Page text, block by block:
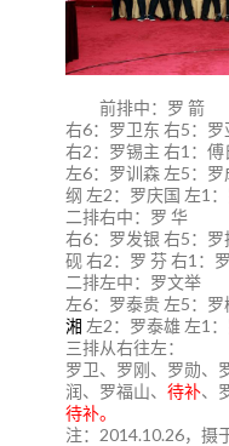
前排中：罗 箭
右6：罗卫东 右5：
右2：罗锡主 右1：傅
左6：罗训森 左5：
纲 左2：罗庆国 左1
二排右中：罗 华
右6：罗发银 右5：
砚 右2：罗 芬 右1：
二排左中：罗文举
左6：罗泰贵 左5：罗
湘 左2：罗泰雄 左1
三排从右往左：
罗卫、罗刚、罗勋、
润、罗福山、 待补、
待补。
注：2014.10.26，摄